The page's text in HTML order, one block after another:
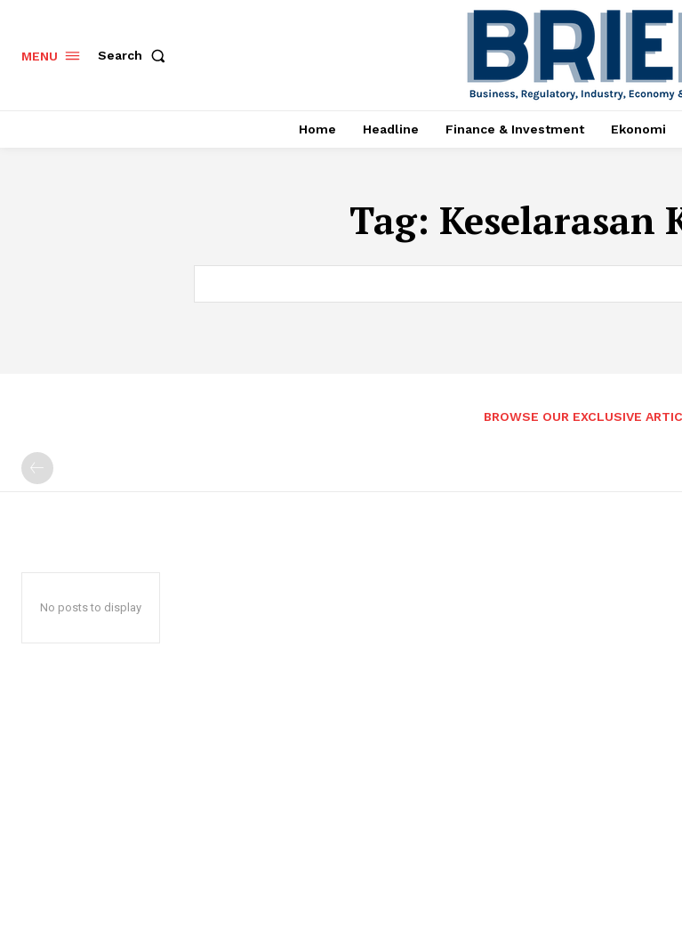
MENU Search
Home Headline Finance & Investment Ekonomi
Tag: Keselarasan
BROWSE OUR EXCLUSIVE
No posts to display